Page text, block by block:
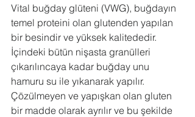
Vital buğday glüteni (VWG), buğdayın
temel proteini olan glutenden yapılan
bir besindir ve yüksek kalitededir.
İçindeki bütün nişasta granülleri
çıkarılıncaya kadar buğday unu
hamuru su ile yıkanarak yapılır.
Çözülmeyen ve yapışkan olan gluten
bir madde olarak ayrılır ve bu şekilde